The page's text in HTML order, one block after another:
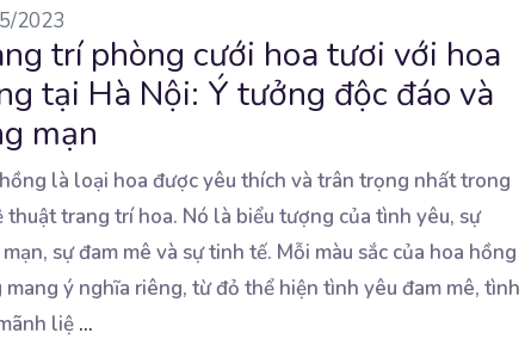
2023
trí phòng cưới hoa tươi với hoa
tại Hà Nội: Ý tưởng độc đáo và
mạn
là loại hoa được yêu thích và trân trọng nhất trong
thuật trang trí hoa. Nó là biểu tượng của tình yêu, sự
sự đam mê và sự tinh tế. Mỗi màu sắc của hoa hồng
mang ý nghĩa riêng, từ đỏ thể hiện tình yêu đam mê, tình
liệ ...